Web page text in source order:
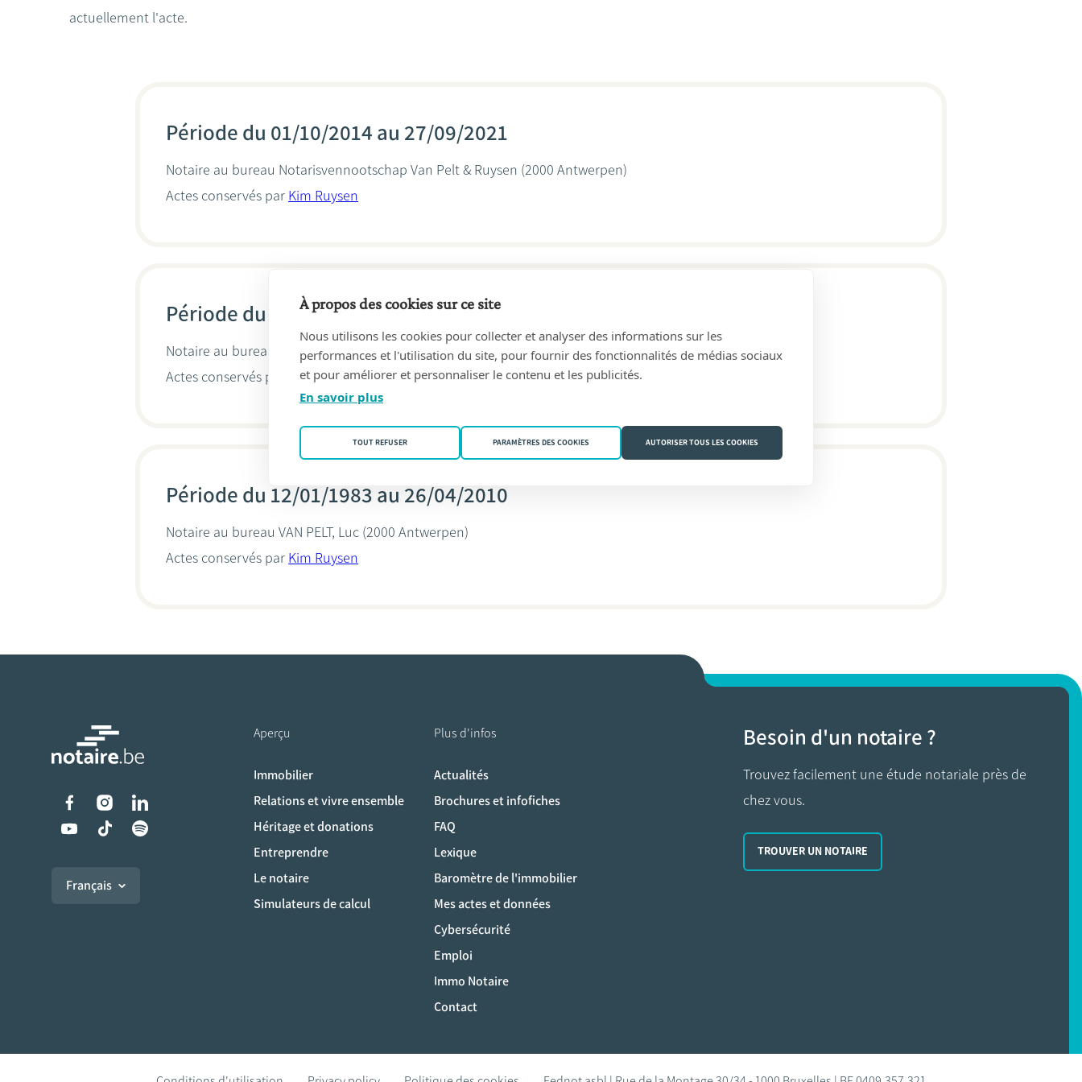
actuellement l'acte.
Période du 01/10/2014 au 27/09/2021
Notaire au bureau Notarisvennootschap Van Pelt & Ruysen (2000 Antwerpen)
Actes conservés par Kim Ruysen
Période du 27/04/2010 au 30/09/2014
Notaire au bureau Van Herzeele & Van Pelt, geassocieerde notarissen(2000 Antwerpen)
Actes conservés par
Philippe Caeymaex
Période du 12/01/1983 au 26/04/2010
Notaire au bureau VAN PELT, Luc (2000 Antwerpen)
Actes conservés par Kim Ruysen
Liens vers les réseaux sociaux
Français
Aperçu
Immobilier
Relations et vivre ensemble
Héritage et donations
Entreprendre
Le notaire
Simulateurs de calcul
Plus d'infos
Actualités
Brochures et infofiches
FAQ
Lexique
Baromètre de l'immobilier
Mes actes et données
Cybersécurité
Emploi
Immo Notaire
Contact
Besoin d'un notaire ?
Trouvez facilement une étude notariale près de
chez vous.
TROUVER UN NOTAIRE
À propos des cookies sur ce site
Nous utilisons les cookies pour collecter et analyser des informations sur les
performances et l'utilisation du site, pour fournir des fonctionnalités de médias sociaux
et pour améliorer et personnaliser le contenu et les publicités.
En savoir plus
TOUT REFUSER PARAMÈTRES DES COOKIES AUTORISER TOUS LES COOKIES